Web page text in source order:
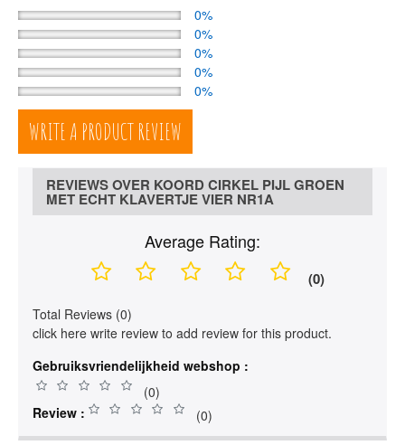
0%
0%
0%
0%
0%
WRITE A PRODUCT REVIEW
REVIEWS OVER KOORD CIRKEL PIJL GROEN
MET ECHT KLAVERTJE VIER NR1A
Average Rating:
(0)
Total Reviews (0)
click here write review to add review for this product.
Gebruiksvriendelijkheid webshop :
(0)
Review :
(0)